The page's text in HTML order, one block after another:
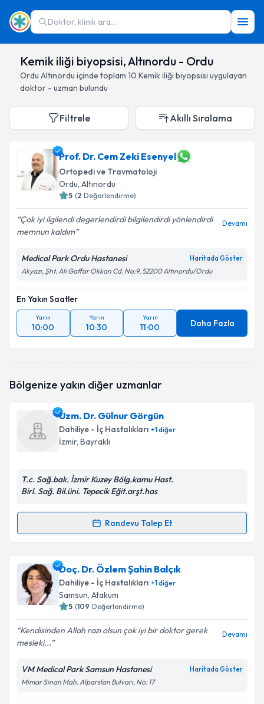
Doktor, klinik ara...
Kemik iliği biyopsisi, Altınordu - Ordu
Ordu Altınordu içinde toplam 10 Kemik iliği biyopsisi uygulayan
doktor - uzman bulundu
Filtrele Akıllı Sıralama
Prof. Dr. Cem Zeki Esenyel
Ortopedi ve Travmatoloji
Ordu, Altınordu
5 (2 Değerlendirme)
Çok iyi ilgilendi degerlendirdi bilgilendirdi yönlendirdi
memnun kaldım
Devamı
Medical Park Ordu Hastanesi Haritada Göster
Akyazı, Şht. Ali Gaffar Okkan Cd. No:9, 52200 Altınordu/Ordu
En Yakın Saatler
Yarın
10:00
Yarın
10:30
Yarın
11:00 Daha Fazla
Bölgenize yakın diğer uzmanlar
Uzm. Dr. Gülnur Görgün
Dahiliye - İç Hastalıkları +1diğer
İzmir, Bayraklı
T.c. Sağ.bak. İzmir Kuzey Bölg.kamu Hast.
Birl. Sağ. Bil.üni. Tepecik Eğit.arşt.has
Randevu Talep Et
Randevu Takvimi Talebi
Uzm. Dr. Gülnur Görgüniçin randevu takvimi talebi
oluşturun. Size bu uzmandan randevu almanız için bir
takvim hazırlandığında e-posta ile bilgilendireceğiz.
Kişisel verilerimin işlenmesine ilişkin
Aydınlatma
Metni'ni okudum ve kişisel verilerimin belirtilen
kapsamda işlenmesini kabul ediyorum.
Doç. Dr. Özlem Şahin Balçık
Dahiliye - İç Hastalıkları +1diğer
Samsun, Atakum
5 (109 Değerlendirme)
Kendisinden Allah razı olsun çok iyi bir doktor gerek
mesleki...
Devamı
VM Medical Park Samsun Hastanesi Haritada Göster
Mimar Sinan Mah. Alparslan Bulvarı, No: 17